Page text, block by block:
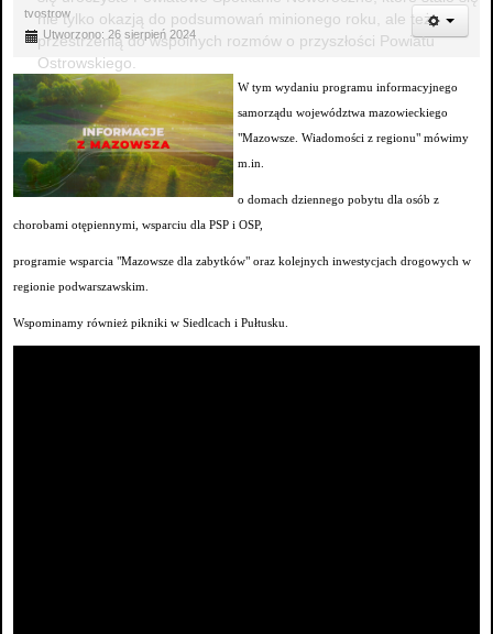
nie tylko okazją do podsumowań minionego roku, ale też
przestrzenią do wspólnych rozmów o przyszłości Powiatu
Ostrowskiego.
tvostrow
Utworzono: 26 sierpień 2024
W tym wydaniu programu informacyjnego
samorządu województwa mazowieckiego
"Mazowsze. Wiadomości z regionu" mówimy
m.in.
o domach dziennego pobytu dla osób z
chorobami otępiennymi, wsparciu dla PSP i OSP,
programie wsparcia "Mazowsze dla zabytków" oraz kolejnych inwestycjach drogowych w
regionie podwarszawskim.
Wspominamy również pikniki w Siedlcach i Pułtusku.